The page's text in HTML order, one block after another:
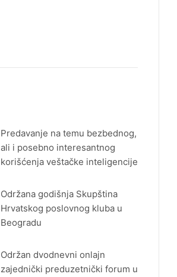
Predavanje na temu bezbednog,
ali i posebno interesantnog
korišćenja veštačke inteligencije
Održana godišnja Skupština
Hrvatskog poslovnog kluba u
Beogradu
Održan dvodnevni onlajn
zajednički preduzetnički forum u